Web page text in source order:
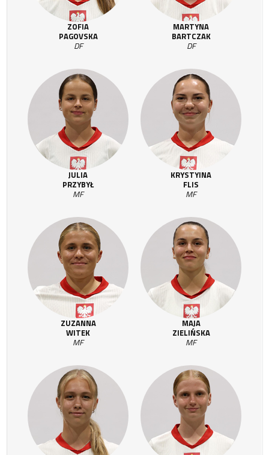
ZOFIA
PAGOVSKA
DF
MARTYNA
BARTCZAK
DF
JULIA
PRZYBYŁ
MF
KRYSTYINA
FLIS
MF
ZUZANNA
WITEK
MF
MAJA
ZIELIŃSKA
MF